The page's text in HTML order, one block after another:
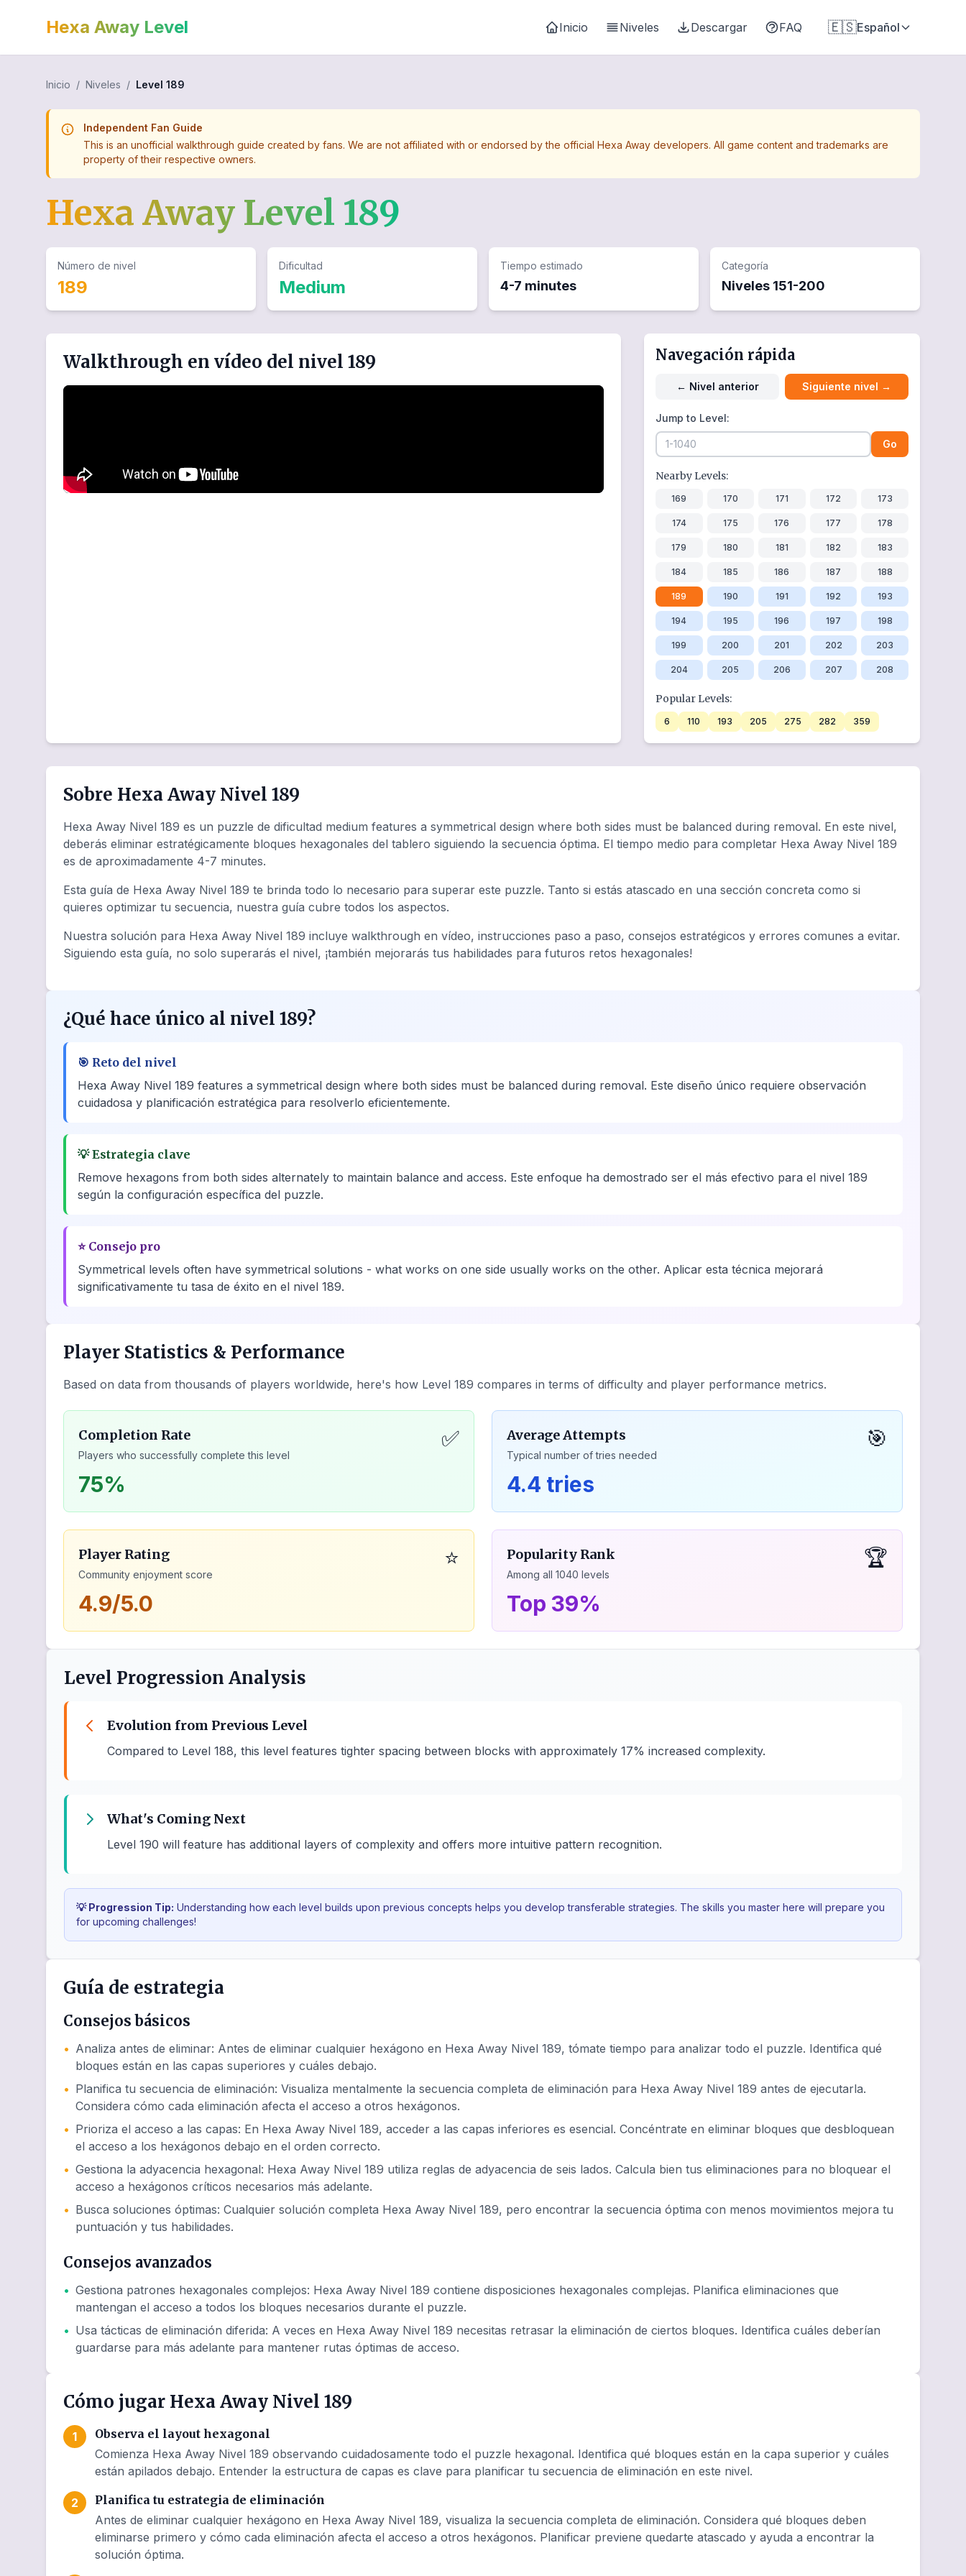
Hexa Away Level Inicio Niveles Descargar FAQ 🇪🇸Español
Inicio / Niveles / Level 189
Independent Fan Guide
This is an unofficial walkthrough guide created by fans. We are not affiliated with or endorsed by the official Hexa Away developers. All game content and trademarks are
property of their respective owners.
Hexa Away Level 189
Número de nivel
189
Dificultad
Medium
Tiempo estimado
4-7 minutes
Categoría
Niveles 151-200
Walkthrough en vídeo del nivel 189 Navegación rápida
← Nivel anterior Siguiente nivel →
Jump to Level:
Go
Nearby Levels:
169 170 171 172 173
174 175 176 177 178
179 180 181 182 183
184 185 186 187 188
189 190 191 192 193
194 195 196 197 198
199 200 201 202 203
204 205 206 207 208
Popular Levels:
6 110 193 205 275 282 359
Sobre Hexa Away Nivel 189
Hexa Away Nivel 189 es un puzzle de dificultad medium features a symmetrical design where both sides must be balanced during removal. En este nivel,
deberás eliminar estratégicamente bloques hexagonales del tablero siguiendo la secuencia óptima. El tiempo medio para completar Hexa Away Nivel 189
es de aproximadamente 4-7 minutes.
Esta guía de Hexa Away Nivel 189 te brinda todo lo necesario para superar este puzzle. Tanto si estás atascado en una sección concreta como si
quieres optimizar tu secuencia, nuestra guía cubre todos los aspectos.
Nuestra solución para Hexa Away Nivel 189 incluye walkthrough en vídeo, instrucciones paso a paso, consejos estratégicos y errores comunes a evitar.
Siguiendo esta guía, no solo superarás el nivel, ¡también mejorarás tus habilidades para futuros retos hexagonales!
¿Qué hace único al nivel 189?
🎯 Reto del nivel
Hexa Away Nivel 189 features a symmetrical design where both sides must be balanced during removal. Este diseño único requiere observación
cuidadosa y planificación estratégica para resolverlo eficientemente.
💡Estrategia clave
Remove hexagons from both sides alternately to maintain balance and access. Este enfoque ha demostrado ser el más efectivo para el nivel 189
según la configuración específica del puzzle.
⭐ Consejo pro
Symmetrical levels often have symmetrical solutions - what works on one side usually works on the other. Aplicar esta técnica mejorará
significativamente tu tasa de éxito en el nivel 189.
Player Statistics & Performance
Based on data from thousands of players worldwide, here's how Level 189 compares in terms of difficulty and player performance metrics.
Completion Rate
Players who successfully complete this level
✅
75%
Average Attempts
Typical number of tries needed
🎯
4.4 tries
Player Rating
Community enjoyment score
⭐
4.9/5.0
Popularity Rank
Among all 1040 levels
🏆
Top 39%
Level Progression Analysis
Evolution from Previous Level
Compared to Level 188, this level features tighter spacing between blocks with approximately 17% increased complexity.
What's Coming Next
Level 190 will feature has additional layers of complexity and offers more intuitive pattern recognition.
💡 Progression Tip: Understanding how each level builds upon previous concepts helps you develop transferable strategies. The skills you master here will prepare you
for upcoming challenges!
Guía de estrategia
Consejos básicos
• Analiza antes de eliminar: Antes de eliminar cualquier hexágono en Hexa Away Nivel 189, tómate tiempo para analizar todo el puzzle. Identifica qué
bloques están en las capas superiores y cuáles debajo.
• Planifica tu secuencia de eliminación: Visualiza mentalmente la secuencia completa de eliminación para Hexa Away Nivel 189 antes de ejecutarla.
Considera cómo cada eliminación afecta el acceso a otros hexágonos.
• Prioriza el acceso a las capas: En Hexa Away Nivel 189, acceder a las capas inferiores es esencial. Concéntrate en eliminar bloques que desbloquean
el acceso a los hexágonos debajo en el orden correcto.
• Gestiona la adyacencia hexagonal: Hexa Away Nivel 189 utiliza reglas de adyacencia de seis lados. Calcula bien tus eliminaciones para no bloquear el
acceso a hexágonos críticos necesarios más adelante.
• Busca soluciones óptimas: Cualquier solución completa Hexa Away Nivel 189, pero encontrar la secuencia óptima con menos movimientos mejora tu
puntuación y tus habilidades.
Consejos avanzados
• Gestiona patrones hexagonales complejos: Hexa Away Nivel 189 contiene disposiciones hexagonales complejas. Planifica eliminaciones que
mantengan el acceso a todos los bloques necesarios durante el puzzle.
• Usa tácticas de eliminación diferida: A veces en Hexa Away Nivel 189 necesitas retrasar la eliminación de ciertos bloques. Identifica cuáles deberían
guardarse para más adelante para mantener rutas óptimas de acceso.
Cómo jugar Hexa Away Nivel 189
1
Observa el layout hexagonal
Comienza Hexa Away Nivel 189 observando cuidadosamente todo el puzzle hexagonal. Identifica qué bloques están en la capa superior y cuáles
están apilados debajo. Entender la estructura de capas es clave para planificar tu secuencia de eliminación en este nivel.
2
Planifica tu estrategia de eliminación
Antes de eliminar cualquier hexágono en Hexa Away Nivel 189, visualiza la secuencia completa de eliminación. Considera qué bloques deben
eliminarse primero y cómo cada eliminación afecta el acceso a otros hexágonos. Planificar previene quedarte atascado y ayuda a encontrar la
solución óptima.